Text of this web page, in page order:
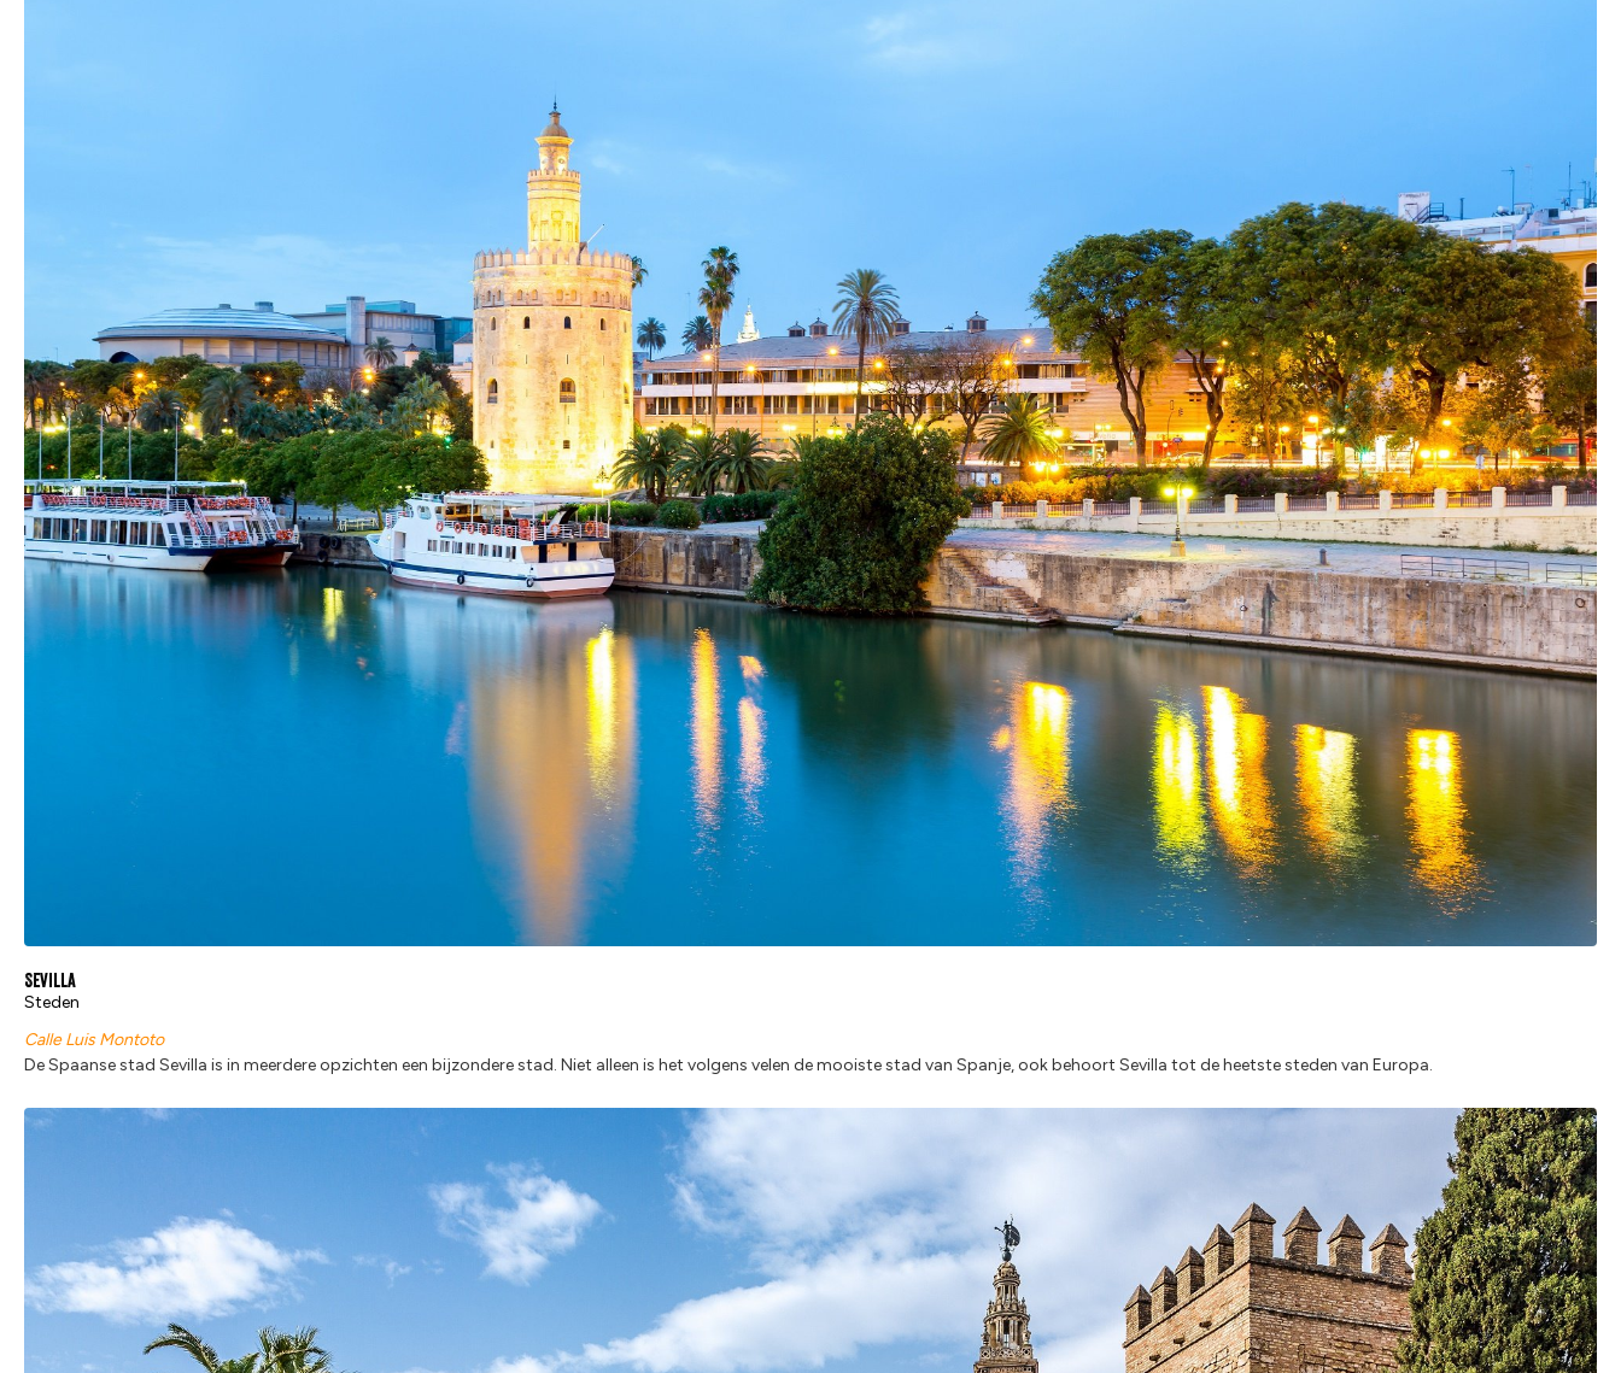
Sevilla
Steden
Calle Luis Montoto
De Spaanse stad Sevilla is in meerdere opzichten een bijzondere stad. Niet alleen is het volgens velen de mooiste stad van Spanje, ook behoort Sevilla tot de heetste steden van Europa.